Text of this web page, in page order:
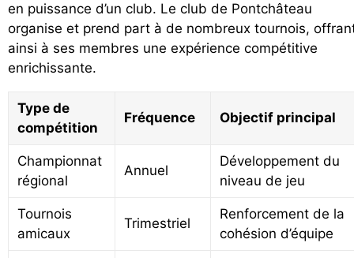
en puissance d’un club. Le club de Pontchâteau
organise et prend part à de nombreux tournois,
ainsi à ses membres une expérience compétitive
enrichissante.
Type de
compétition
Fréquence Objectif principal
Championnat
régional
Annuel
Développement du
niveau de jeu
Tournois
amicaux
Trimestriel
Renforcement de la
cohésion d’équipe